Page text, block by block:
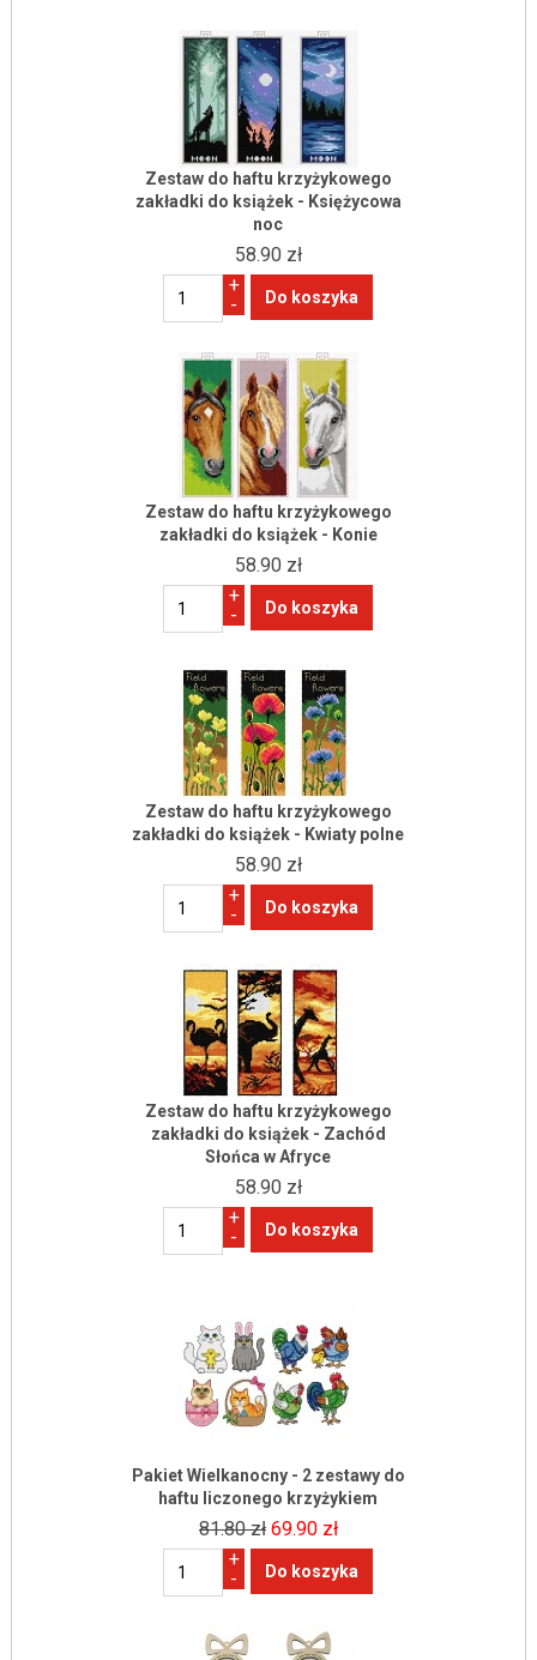
Zestaw do haftu krzyżykowego
zakładki do książek - Księżycowa
noc
58.90 zł
+
-
Zestaw do haftu krzyżykowego
zakładki do książek - Konie
58.90 zł
+
-
Zestaw do haftu krzyżykowego
zakładki do książek - Kwiaty polne
58.90 zł
+
-
Zestaw do haftu krzyżykowego
zakładki do książek - Zachód
Słońca w Afryce
58.90 zł
+
-
Pakiet Wielkanocny - 2 zestawy do
haftu liczonego krzyżykiem
81.80 zł 69.90 zł
+
-